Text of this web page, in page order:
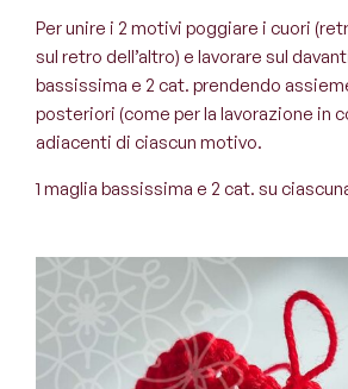
Per unire i 2 motivi poggiare i cuori
sul retro dell’altro) e lavorare sul
bassissima e 2 cat. prendendo
posteriori (come per la lavorazione in
adiacenti di ciascun motivo.
1 maglia bassissima e 2 cat. su